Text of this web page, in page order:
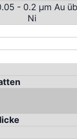
- 0.2 µm Au
Ni